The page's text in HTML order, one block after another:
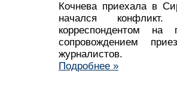
Кочнева приехала в
начался
корреспондентом
сопровождением
журналистов.
Подробнее »